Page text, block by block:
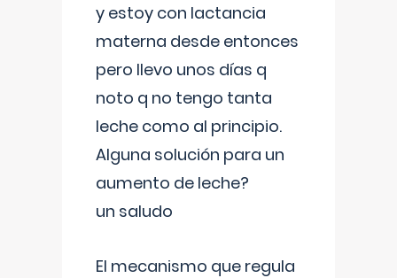
y estoy con lactancia
materna desde entonces
pero llevo unos días q
noto q no tengo tanta
leche como al principio.
Alguna solución para un
aumento de leche?
un saludo
El mecanismo que regula